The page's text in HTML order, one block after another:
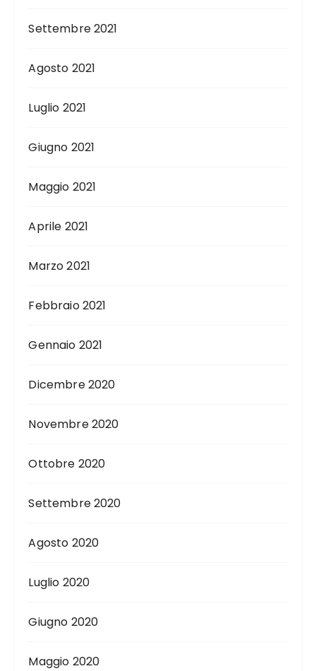
Settembre 2021
Agosto 2021
Luglio 2021
Giugno 2021
Maggio 2021
Aprile 2021
Marzo 2021
Febbraio 2021
Gennaio 2021
Dicembre 2020
Novembre 2020
Ottobre 2020
Settembre 2020
Agosto 2020
Luglio 2020
Giugno 2020
Maggio 2020